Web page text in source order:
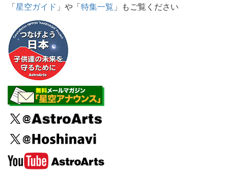
「星空ガイド 」や「特集一覧 」もご覧ください